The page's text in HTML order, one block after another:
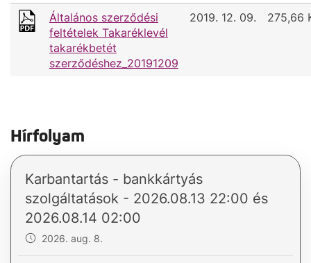
Általános szerződési
feltételek Takaréklevél
takarékbetét
szerződéshez_20191209
2019. 12. 09. 275,66
Hírfolyam
Karbantartás - bankkártyás
szolgáltatások - 2026.08.13 22:00 és
2026.08.14 02:00
2026. aug. 8.